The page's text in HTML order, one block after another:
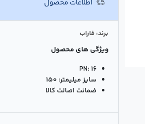
اطلاعات محصول
برند: فاراب
ویژگی های محصول
PN: 16
سایز میلیمتر: 150
ضمانت اصالت کالا